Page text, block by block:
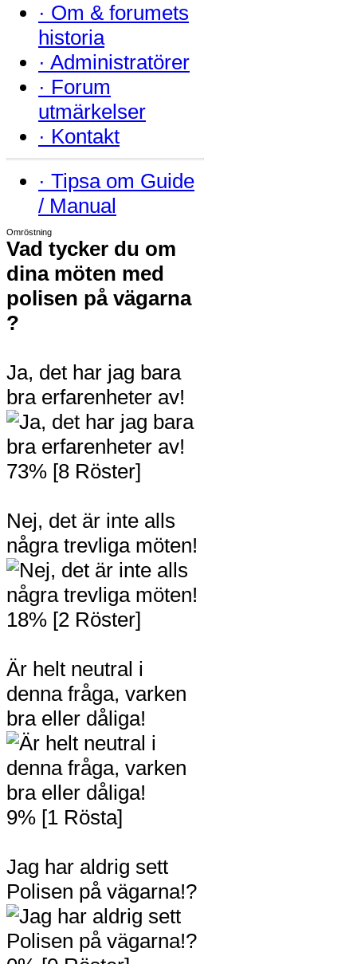
· Om & forumets
historia
· Administratörer
· Forum
utmärkelser
· Kontakt
· Tipsa om Guide
/ Manual
Omröstning
Vad tycker du om
dina möten med
polisen på vägarna
?
Ja, det har jag bara
bra erfarenheter av!
73% [8 Röster]
Nej, det är inte alls
några trevliga möten!
18% [2 Röster]
Är helt neutral i
denna fråga, varken
bra eller dåliga!
9% [1 Rösta]
Jag har aldrig sett
Polisen på vägarna!?